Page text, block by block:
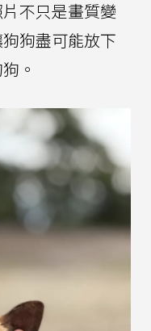
不只是畫質變
狗盡可能放下
。